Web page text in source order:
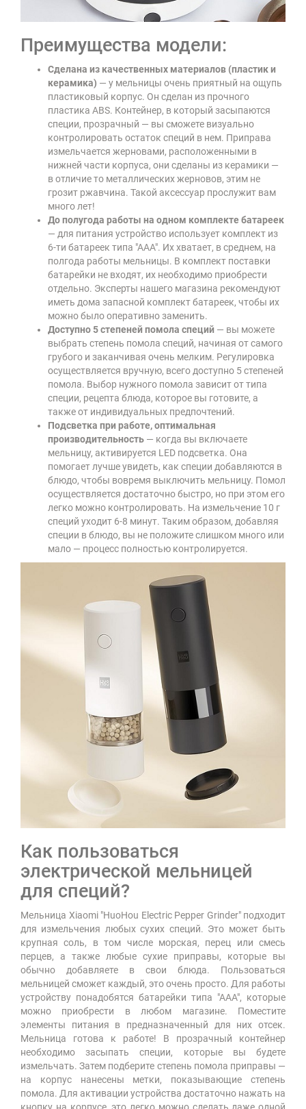
Преимущества модели:
Сделана из качественных материалов (пластик и
керамика) — у мельницы очень приятный на ощупь
пластиковый корпус. Он сделан из прочного
пластика ABS. Контейнер, в который засыпаются
специи, прозрачный — вы сможете визуально
контролировать остаток специй в нем. Приправа
измельчается жерновами, расположенными в
нижней части корпуса, они сделаны из керамики —
в отличие то металлических жерновов, этим не
грозит ржавчина. Такой аксессуар прослужит вам
много лет!
До полугода работы на одном комплекте батареек
— для питания устройство использует комплект из
6-ти батареек типа "ААА". Их хватает, в среднем, на
полгода работы мельницы. В комплект поставки
батарейки не входят, их необходимо приобрести
отдельно. Эксперты нашего магазина рекомендуют
иметь дома запасной комплект батареек, чтобы их
можно было оперативно заменить.
Доступно 5 степеней помола специй — вы можете
выбрать степень помола специй, начиная от самого
грубого и заканчивая очень мелким. Регулировка
осуществляется вручную, всего доступно 5 степеней
помола. Выбор нужного помола зависит от типа
специи, рецепта блюда, которое вы готовите, а
также от индивидуальных предпочтений.
Подсветка при работе, оптимальная
производительность — когда вы включаете
мельницу, активируется LED подсветка. Она
помогает лучше увидеть, как специи добавляются в
блюдо, чтобы вовремя выключить мельницу. Помол
осуществляется достаточно быстро, но при этом его
легко можно контролировать. На измельчение 10 г
специй уходит 6-8 минут. Таким образом, добавляя
специи в блюдо, вы не положите слишком много или
мало — процесс полностью контролируется.
Как пользоваться
электрической мельницей
для специй?
Мельница Xiaomi "HuoHou Electric Pepper Grinder" подходит
для измельчения любых сухих специй. Это может быть
крупная соль, в том числе морская, перец или смесь
перцев, а также любые сухие приправы, которые вы
обычно добавляете в свои блюда. Пользоваться
мельницей сможет каждый, это очень просто. Для работы
устройству понадобятся батарейки типа "ААА", которые
можно приобрести в любом магазине. Поместите
элементы питания в предназначенный для них отсек.
Мельница готова к работе! В прозрачный контейнер
необходимо засыпать специи, которые вы будете
измельчать. Затем подберите степень помола приправы —
на корпус нанесены метки, показывающие степень
помола. Для активации устройства достаточно нажать на